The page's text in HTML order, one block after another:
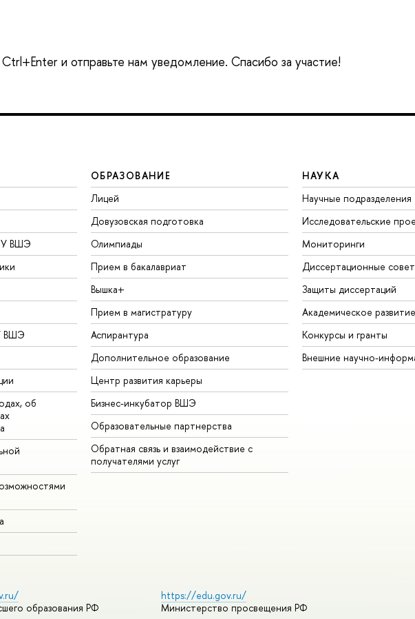
и отправьте нам уведомление. Спасибо за участие!
ВШЭ
ВШЭ
об
ОБРАЗОВАНИЕ
Лицей
Довузовская подготовка
Олимпиады
Прием в бакалавриат
Вышка+
Прием в магистратуру
Аспирантура
Дополнительное образование
Центр развития карьеры
Бизнес-инкубатор ВШЭ
Образовательные партнерства
Обратная связь и взаимодействие с
получателями услуг
НАУКА
Научные подразделения
Исследовательские
Мониторинги
Диссертационные
Защиты диссертаций
Академическое развитие
Конкурсы и гранты
Внешние научно-
образования РФ
https://edu.gov.ru/
Министерство просвещения РФ